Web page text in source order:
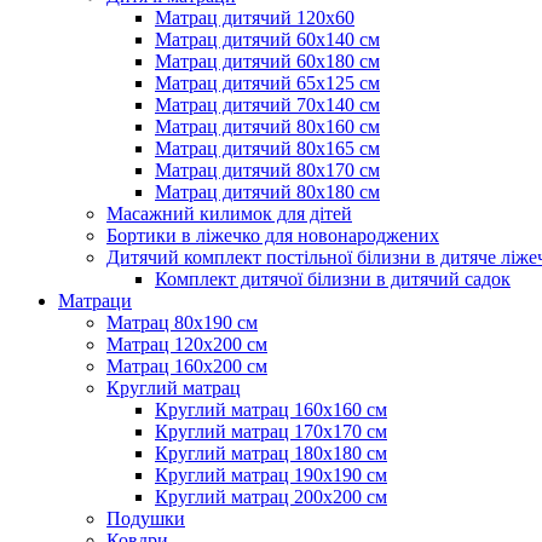
Матрац дитячий 120х60
Матрац дитячий 60х140 см
Матрац дитячий 60х180 см
Матрац дитячий 65х125 см
Матрац дитячий 70х140 см
Матрац дитячий 80х160 см
Матрац дитячий 80х165 см
Матрац дитячий 80х170 см
Матрац дитячий 80х180 см
Масажний килимок для дітей
Бортики в ліжечко для новонароджених
Дитячий комплект постільної білизни в дитяче
Комплект дитячої білизни в дитячий садок
Матраци
Матрац 80х190 см
Матрац 120х200 см
Матрац 160х200 см
Круглий матрац
Круглий матрац 160х160 см
Круглий матрац 170х170 см
Круглий матрац 180х180 см
Круглий матрац 190х190 см
Круглий матрац 200х200 см
Подушки